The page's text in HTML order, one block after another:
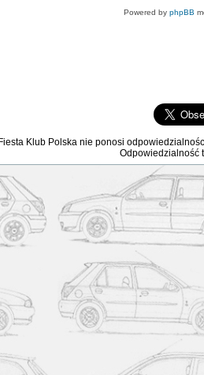
Powered by phpBB
Fiesta Klub Polska nie ponosi
Odpowiedzialność